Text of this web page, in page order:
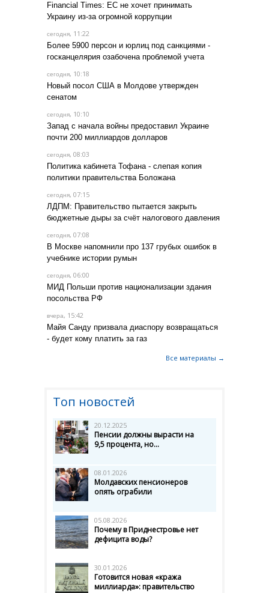
Financial Times: ЕС не хочет принимать
Украину из-за огромной коррупции
сегодня, 11:22
Более 5900 персон и юрлиц под санкциями -
госканцелярия озабочена проблемой учета
сегодня, 10:18
Новый посол США в Молдове утвержден
сенатом
сегодня, 10:10
Запад с начала войны предоставил Украине
почти 200 миллиардов долларов
сегодня, 08:03
Политика кабинета Тофана - слепая копия
политики правительства Боложана
сегодня, 07:15
ЛДПМ: Правительство пытается закрыть
бюджетные дыры за счёт налогового давления
сегодня, 07:08
В Москве напомнили про 137 грубых ошибок в
учебнике истории румын
сегодня, 06:00
МИД Польши против национализации здания
посольства РФ
вчера, 15:42
Майя Санду призвала диаспору возвращаться
- будет кому платить за газ
Все материалы →
Топ новостей
20.12.2025
Пенсии должны вырасти на
9,5 процента, но...
08.01.2026
Молдавских пенсионеров
опять ограбили
05.08.2026
Почему в Приднестровье нет
дефицита воды?
30.01.2026
Готовится новая «кража
миллиарда»: правительство